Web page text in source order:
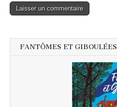
FANTÔMES ET GIBOULÉES